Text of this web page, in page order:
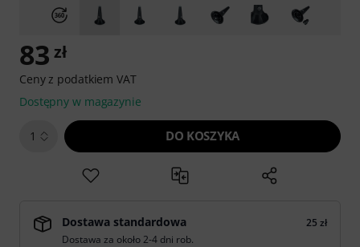
83 zł
Ceny z podatkiem VAT
Dostępny w magazynie
1 DO KOSZYKA
Dostawa standardowa
25 zł
Dostawa za około 2-4 dni rob.